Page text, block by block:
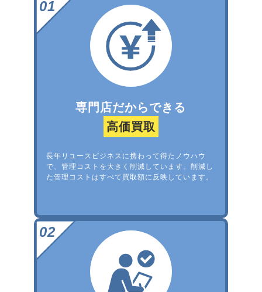
専門店だからできる
高価買取
長年リユースビジネスに携わって得たノウハウ
で、管理コストを大きく削減しています。削減し
た管理コストはすべて買取額に反映しています。